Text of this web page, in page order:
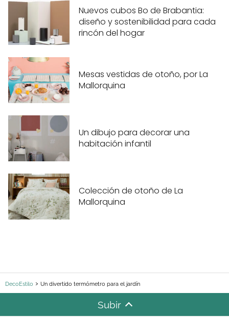
Nuevos cubos Bo de Brabantia:
diseño y sostenibilidad para cada
rincón del hogar
Mesas vestidas de otoño, por La
Mallorquina
Un dibujo para decorar una
habitación infantil
Colección de otoño de La
Mallorquina
DecoEstilo Un divertido termómetro para el jardín
Subir